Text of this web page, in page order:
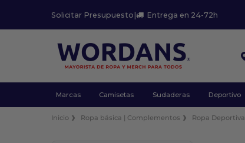
Solicitar Presupuesto | Entrega en 24-72h
Marcas Camisetas Sudaderas Deportivo
Inicio Ropa básica | Complementos Ropa Deportiva